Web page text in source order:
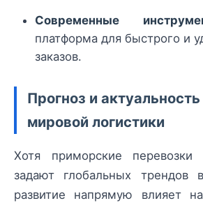
Современные
платформа для быстрого и
заказов.
Прогноз и
мировой логистики
Хотя приморские
задают глобальных трендов
развитие напрямую влияет